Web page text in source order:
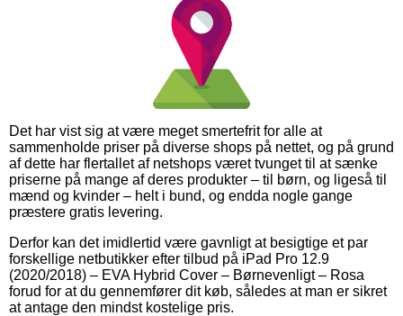
Det har vist sig at være meget smertefrit for alle at
sammenholde priser på diverse shops på nettet, og på grund
af dette har flertallet af netshops været tvunget til at sænke
priserne på mange af deres produkter – til børn, og ligeså til
mænd og kvinder – helt i bund, og endda nogle gange
præstere gratis levering.
Derfor kan det imidlertid være gavnligt at besigtige et par
forskellige netbutikker efter tilbud på iPad Pro 12.9
(2020/2018) – EVA Hybrid Cover – Børnevenligt – Rosa
forud for at du gennemfører dit køb, således at man er sikret
at antage den mindst kostelige pris.